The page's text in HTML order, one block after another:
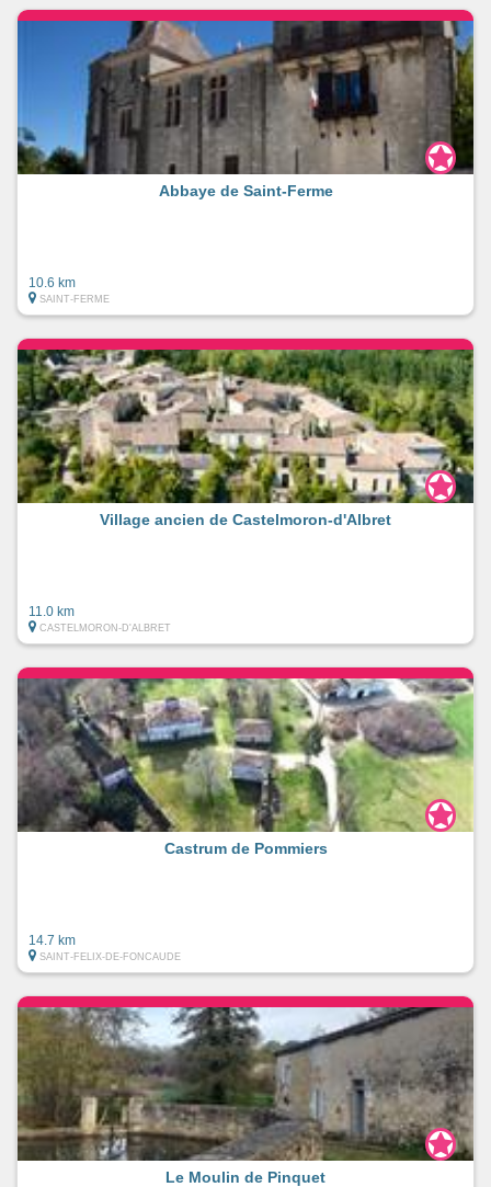
Abbaye de Saint-Ferme
10.6 km
SAINT-FERME
Village ancien de Castelmoron-d'Albret
11.0 km
CASTELMORON-D'ALBRET
Castrum de Pommiers
14.7 km
SAINT-FELIX-DE-FONCAUDE
Le Moulin de Pinquet